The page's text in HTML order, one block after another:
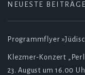
NEUESTE BEITRÄGE
Programmflyer
Klezmer-Konzert
23. August um 16.00